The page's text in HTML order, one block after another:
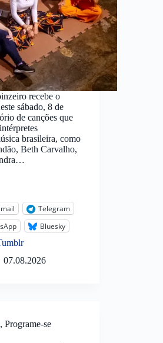
recebe o
sábado, 8 de
de canções que
brasileira, como
Beth Carvalho,
Telegram
Bluesky
07.08.2026
, Programe-se